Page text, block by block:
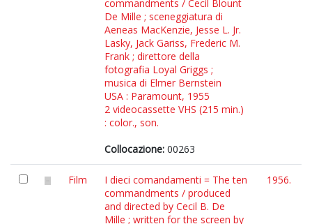
commandments / Cecil Blount
De Mille ; sceneggiatura di
Aeneas MacKenzie, Jesse L. Jr.
Lasky, Jack Gariss, Frederic M.
Frank ; direttore della
fotografia Loyal Griggs ;
musica di Elmer Bernstein
USA : Paramount, 1955
2 videocassette VHS (215 min.)
: color., son.
Collocazione: 00263
Film
I dieci comandamenti = The ten
commandments / produced
and directed by Cecil B. De
Mille ; written for the screen by
1956.